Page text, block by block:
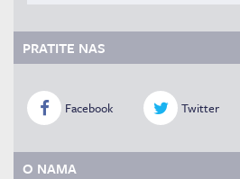
PRATITE NAS
Facebook Twitter
O NAMA